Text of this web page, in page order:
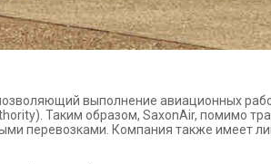
выполнение авиационных
Таким образом, SaxonAir, помимо
перевозками. Компания также имеет